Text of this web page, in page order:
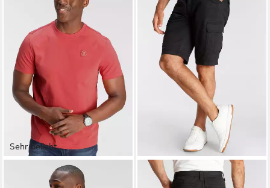
Sehr beliebt
Rundhalsshirt Kurzarm,
MAN'S WORLD
Cargobermudas auch in